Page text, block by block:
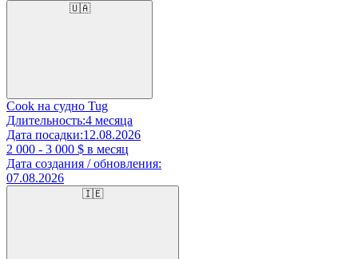
🇺🇦
Cook на судно Tug
Длительность:4 месяца
Дата посадки:12.08.2026
2 000 - 3 000 $ в месяц
Дата создания / обновления:
07.08.2026
🇮🇪